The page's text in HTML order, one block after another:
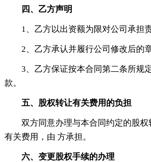
四、乙方声明
1、乙方以出资额为限对公司承担
2、乙方承认并履行公司修改后的
3、乙方保证按本合同第二条所规
款。
五、股权转让有关费用的负担
双方同意办理与本合同约定的股
有关费用，由 方承担。
六、变更股权手续的办理